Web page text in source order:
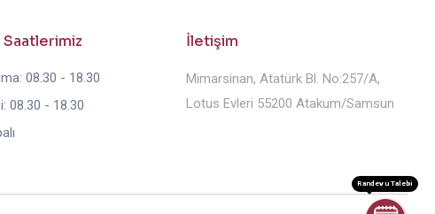
Saatlerimiz
08.30 - 18.30
08.30 - 18.30
İletişim
Mimarsinan, Atatürk Bl. No:257/A,
Lotus Evleri 55200 Atakum/Samsun
Randevu Talebi